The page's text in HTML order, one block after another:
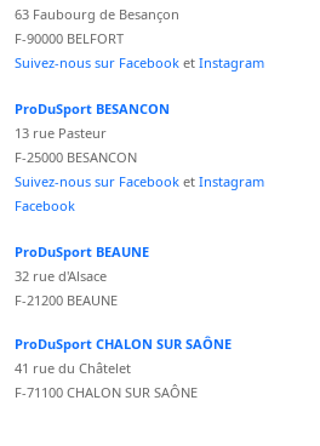
63 Faubourg de Besançon
F-90000 BELFORT
Suivez-nous sur Facebook et Instagram
ProDuSport BESANCON
13 rue Pasteur
F-25000 BESANCON
Suivez-nous sur Facebook et Instagram
Facebook
ProDuSport BEAUNE
32 rue d'Alsace
F-21200 BEAUNE
ProDuSport CHALON SUR SAÔNE
41 rue du Châtelet
F-71100 CHALON SUR SAÔNE